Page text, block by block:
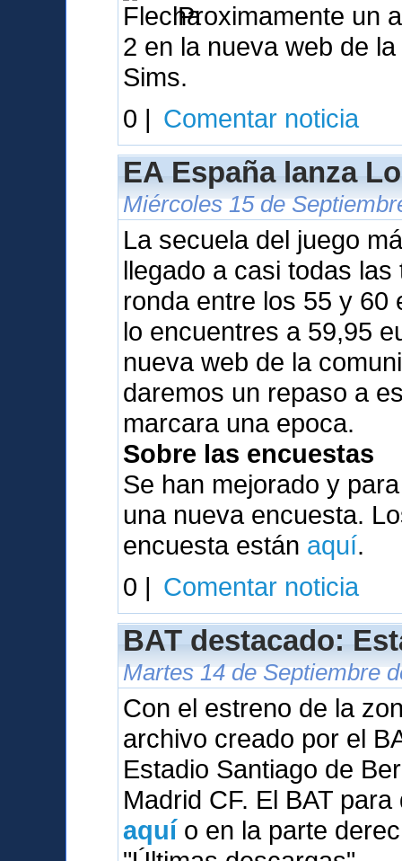
Proximamente un
2 en la nueva web de
Sims.
0 | Comentar noticia
EA España lanza
Miércoles 15 de
La secuela del juego
llegado a casi todas
ronda entre los 55 y 60
lo encuentres a 59,95
nueva web de la
daremos un repaso a
marcara una epoca.
Sobre las encuestas
Se han mejorado y
una nueva encuesta.
encuesta están aquí.
0 | Comentar noticia
BAT destacado:
Martes 14 de Septiembre
Con el estreno de la
archivo creado por el
Estadio Santiago de
Madrid CF. El BAT
aquí o en la parte